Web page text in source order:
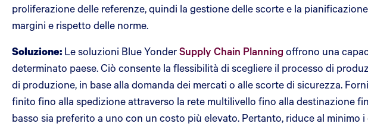
proliferazione delle referenze, quindi la gestione delle scorte e la
margini e rispetto delle norme.
Soluzione: Le soluzioni Blue YonderSupply Chain Planning offrono una
determinato paese. Ciò consente la flessibilità di scegliere il processo di
di produzione, in base alla domanda dei mercati o alle scorte di sicurezza.
finito fino alla spedizione attraverso la rete multilivello fino alla destinazione
basso sia preferito a uno con un costo più elevato. Pertanto, riduce al